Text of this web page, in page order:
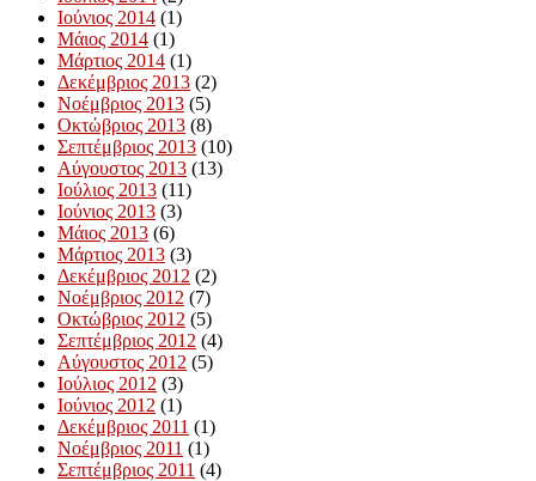
Ιούνιος 2014 (1)
Μάιος 2014 (1)
Μάρτιος 2014 (1)
Δεκέμβριος 2013 (2)
Νοέμβριος 2013 (5)
Οκτώβριος 2013 (8)
Σεπτέμβριος 2013 (10)
Αύγουστος 2013 (13)
Ιούλιος 2013 (11)
Ιούνιος 2013 (3)
Μάιος 2013 (6)
Μάρτιος 2013 (3)
Δεκέμβριος 2012 (2)
Νοέμβριος 2012 (7)
Οκτώβριος 2012 (5)
Σεπτέμβριος 2012 (4)
Αύγουστος 2012 (5)
Ιούλιος 2012 (3)
Ιούνιος 2012 (1)
Δεκέμβριος 2011 (1)
Νοέμβριος 2011 (1)
Σεπτέμβριος 2011 (4)